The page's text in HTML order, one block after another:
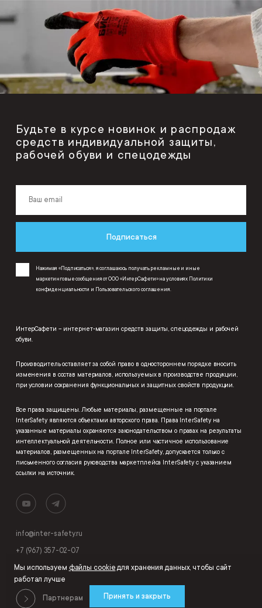
Будьте в курсе новинок и распродаж
средств индивидуальной защиты,
рабочей обуви и спецодежды
Подписаться
Нажимая «Подписаться», я соглашаюсь получать рекламные и иные
маркетинговые сообщения от ООО «ИнтерСафети» на условиях Политики
конфиденциальности и Пользовательского соглашения
ИнтерСафети – интернет-магазин средств защиты, спецодежды и рабочей
обуви.
Производитель оставляет за собой право в одностороннем порядке вносить
изменения в состав материалов, используемых в производстве продукции,
при условии сохранения функциональных и защитных свойств продукции.
Все права защищены. Любые материалы, размещенные на портале
InterSafety являются объектами авторского права. Права InterSafety на
указанные материалы охраняются законодательством о правах на результаты
интеллектуальной деятельности. Полное или частичное использование
материалов, размещенных на портале InterSafety, допускается только с
письменного согласия руководства маркетплейса InterSafety с указанием
ссылки на источник.
info@inter-safety.ru
+7 (967) 357-02-07
Партнерам
Мы используем файлы cookieдля хранения данных, чтобы сайт
работал лучше
Принять и закрыть